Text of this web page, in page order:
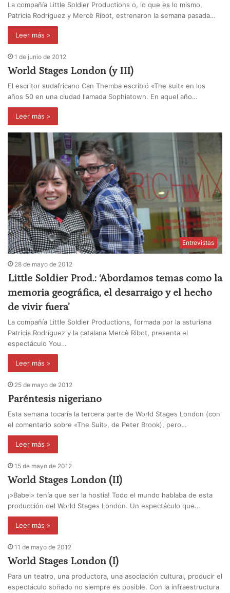
La compañía Little Soldier Productions o, lo que es lo mismo,
Patricia Rodríguez y Mercè Ribot, estrenaron la semana pasada…
Leer más »
1 de junio de 2012
World Stages London (y III)
El escritor sudafricano Can Themba escribió «The suit» en los
años 50 en una ciudad llamada Sophiatown. En aquel año…
Leer más »
Entrevistas
28 de mayo de 2012
Little Soldier Prod.: ‘Abordamos temas como la
memoria geográfica, el desarraigo y el hecho
de vivir fuera’
La compañía Little Soldier Productions, formada por la asturiana
Patricia Rodríguez y la catalana Mercè Ribot, presenta el
espectáculo You…
Leer más »
25 de mayo de 2012
Paréntesis nigeriano
Esta semana tocaría la tercera parte de World Stages London (con
el comentario sobre «The Suit», de Peter Brook), pero…
Leer más »
15 de mayo de 2012
World Stages London (II)
¡»Babel» tenía que ser la hostia! Todo el mundo hablaba de esta
producción del World Stages London. Un espectáculo que…
Leer más »
11 de mayo de 2012
World Stages London (I)
Para un teatro, una productora, una asociación cultural, producir el
espectáculo soñado no siempre es posible. Con la infraestructura